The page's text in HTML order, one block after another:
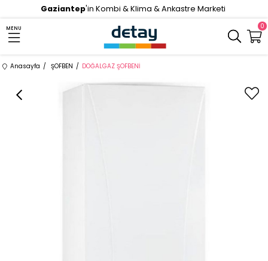
Gaziantep'in Kombi & Klima & Ankastre Marketi
MENU 0
Anasayfa ŞOFBEN DOĞALGAZ ŞOFBENİ